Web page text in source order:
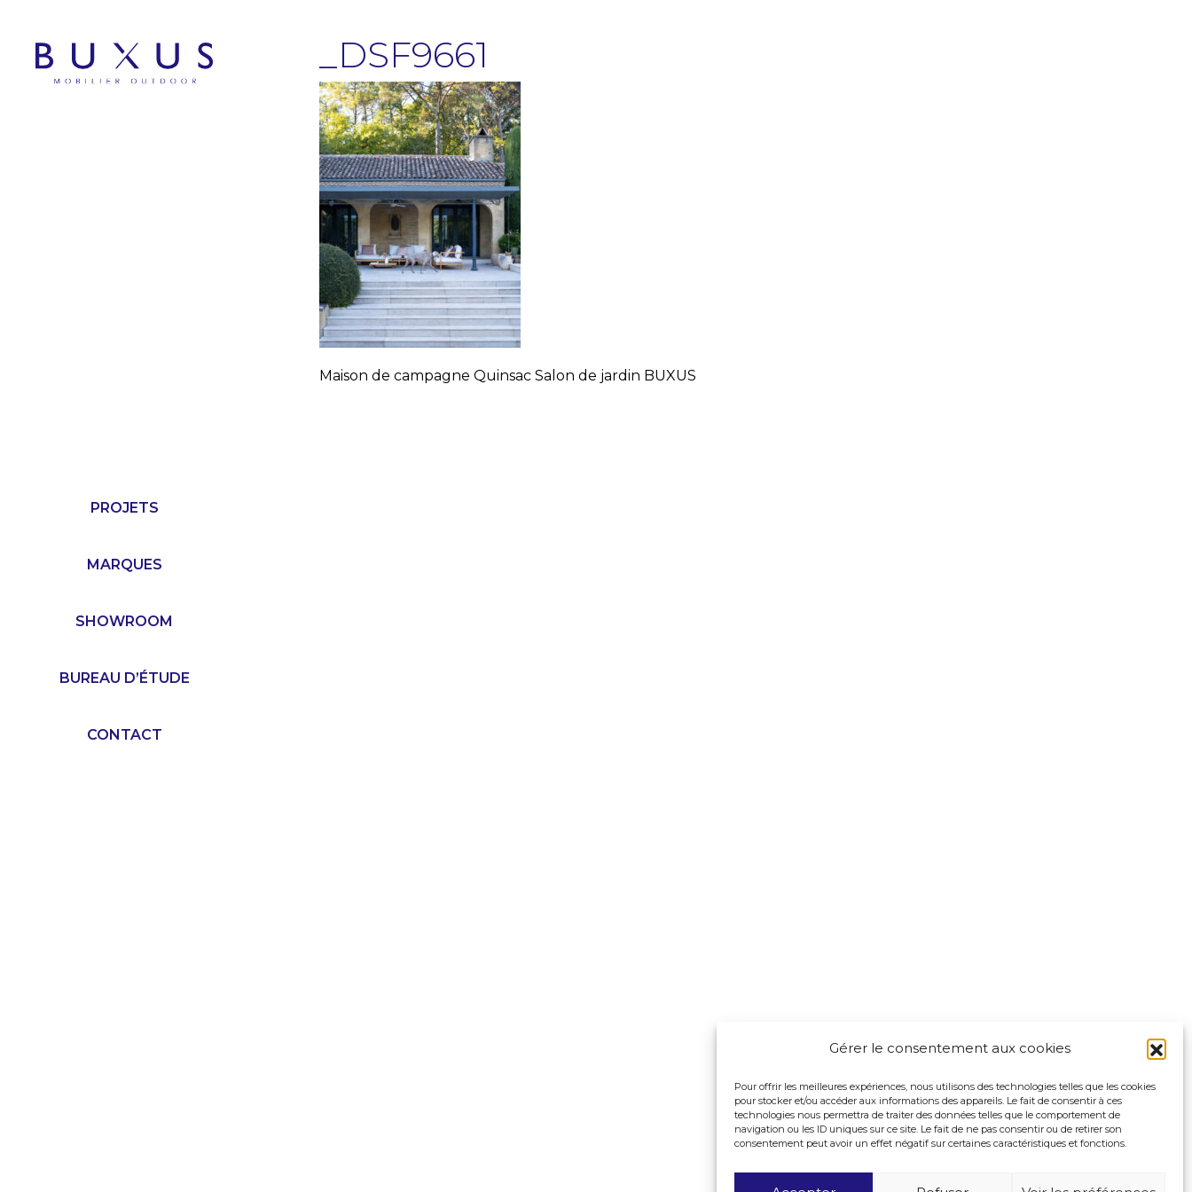
Gérer le consentement aux cookies
Pour offrir les meilleures expériences, nous utilisons des technologies telles que les cookies
pour stocker et/ou accéder aux informations des appareils. Le fait de consentir à ces
technologies nous permettra de traiter des données telles que le comportement de
navigation ou les ID uniques sur ce site. Le fait de ne pas consentir ou de retirer son
consentement peut avoir un effet négatif sur certaines caractéristiques et fonctions.
PROJETS
MARQUES
SHOWROOM
BUREAU D’ÉTUDE
CONTACT
_DSF9661
Maison de campagne Quinsac Salon de jardin BUXUS